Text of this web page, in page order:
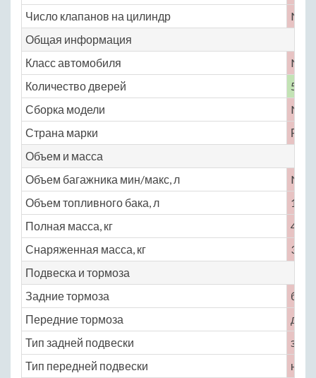
Число клапанов на цилиндр
No
Общая информация
Класс автомобиля
No
Количество дверей
5
Сборка модели
No
Страна марки
Объем и масса
Объем багажника мин/макс, л
No
Объем топливного бака, л
105
Полная масса, кг
4250
Снаряженная масса, кг
3950
Подвеска и тормоза
Задние тормоза
Передние тормоза
Тип задней подвески
Тип передней подвески